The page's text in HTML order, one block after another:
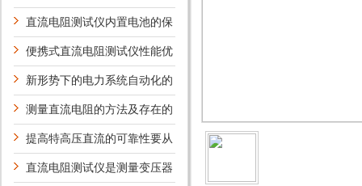
用案例及意义
直流电阻测试仪内置电池的保
养 便携式直流电阻测试仪性能优
势 新形势下的电力系统自动化的
新技术及研究方向
测量直流电阻的方法及存在的
问题提高特高压直流的可靠性要从
哪些方面考虑？
直流电阻测试仪是测量变压器